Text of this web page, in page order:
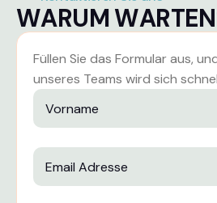
WARUMWARTEN
Füllen Sie das Formular aus,
unseres Teams wird sich